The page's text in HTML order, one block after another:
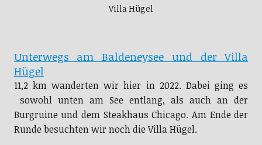
Villa Hügel
Unterwegs am Baldeneysee und der Villa
Hügel
11,2 km wanderten wir hier in 2022. Dabei ging es
sowohl unten am See entlang, als auch an der
Burgruine und dem Steakhaus Chicago. Am Ende der
Runde besuchten wir noch die Villa Hügel.